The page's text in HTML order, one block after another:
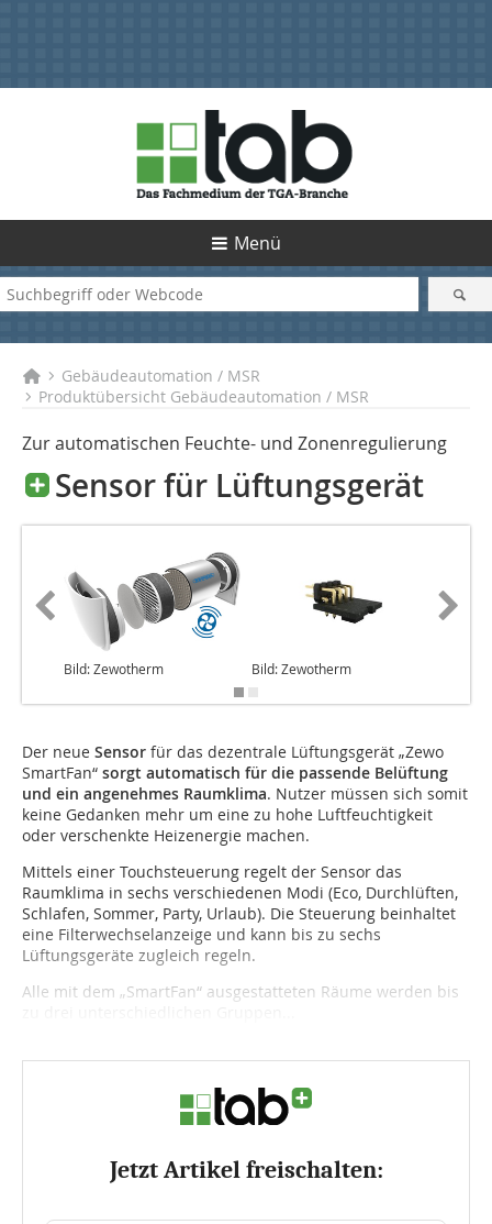
Menü
Gebäudeautomation / MSR
Produktübersicht Gebäudeautomation / MSR
Zur automatischen Feuchte- und Zonenregulierung
Sensor für Lüftungsgerät
Bild: Zewotherm Bild: Zewotherm
Der neue Sensor für das dezentrale Lüftungsgerät „Zewo
SmartFan“ sorgt automatisch für die passende Belüftung
und ein angenehmes Raumklima. Nutzer müssen sich somit
keine Gedanken mehr um eine zu hohe Luftfeuchtigkeit
oder verschenkte Heizenergie machen.
Mittels einer Touchsteuerung regelt der Sensor das
Raumklima in sechs verschiedenen Modi (Eco, Durchlüften,
Schlafen, Sommer, Party, Urlaub). Die Steue­rung beinhaltet
eine Filterwechselanzeige und kann bis zu sechs
Lüftungsgeräte zugleich regeln.
Alle mit dem „SmartFan“ ausgestatteten Räume werden bis
Jetzt Artikel freischalten: